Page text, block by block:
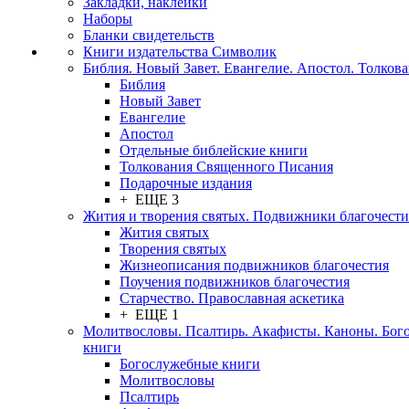
Наборы
Бланки свидетельств
Книги издательства Символик
Библия. Новый Завет. Евангелие. Апостол.
Библия
Новый Завет
Евангелие
Апостол
Отдельные библейские книги
Толкования Священного Писания
Подарочные издания
+ ЕЩЕ 3
Жития и творения святых. Подвижники
Жития святых
Творения святых
Жизнеописания подвижников благочестия
Поучения подвижников благочестия
Старчество. Православная аскетика
+ ЕЩЕ 1
Молитвословы. Псалтирь. Акафисты. Каноны.
книги
Богослужебные книги
Молитвословы
Псалтирь